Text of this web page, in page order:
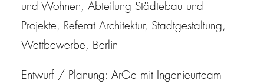
und Wohnen, Abteilung Städtebau und
Projekte, Referat Architektur, Stadtgestaltung,
Wettbewerbe, Berlin
Entwurf / Planung: ArGe mit Ingenieurteam